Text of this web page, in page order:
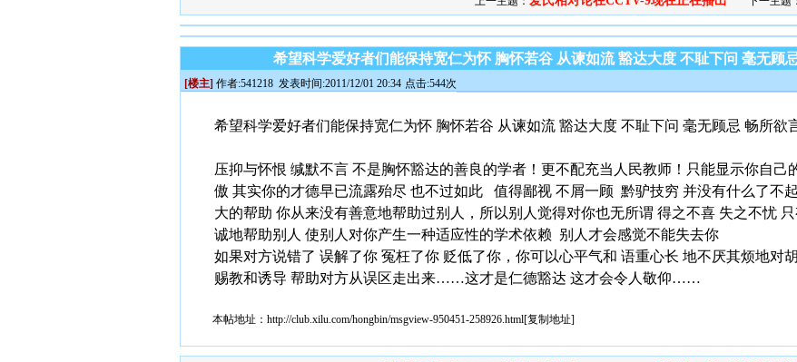
希望科学爱好者们能保持宽仁为怀 胸怀若谷 从谏如流 豁达大度 不耻下问 毫无顾
[楼主] 作者:541218 发表时间:2011/12/01 20:34 点击:544次
希望科学爱好者们能保持宽仁为怀 胸怀若谷 从谏如流 豁达大度 不耻下问 毫无顾忌 畅所欲
压抑与怀恨 缄默不言 不是胸怀豁达的善良的学者！更不配充当人民教师！只能显示你自己
傲 其实你的才德早已流露殆尽 也不过如此 值得鄙视 不屑一顾 黔驴技穷 并没有什么了不
大的帮助 你从来没有善意地帮助过别人，所以别人觉得对你也无所谓 得之不喜 失之不忧
诚地帮助别人 使别人对你产生一种适应性的学术依赖 别人才会感觉不能失去你
如果对方说错了 误解了你 冤枉了你 贬低了你，你可以心平气和 语重心长 地不厌其烦地对
赐教和诱导 帮助对方从误区走出来……这才是仁德豁达 这才会令人敬仰……
本帖地址： http://club.xilu.com/hongbin/msgview-950451-258926.html[复制地址]